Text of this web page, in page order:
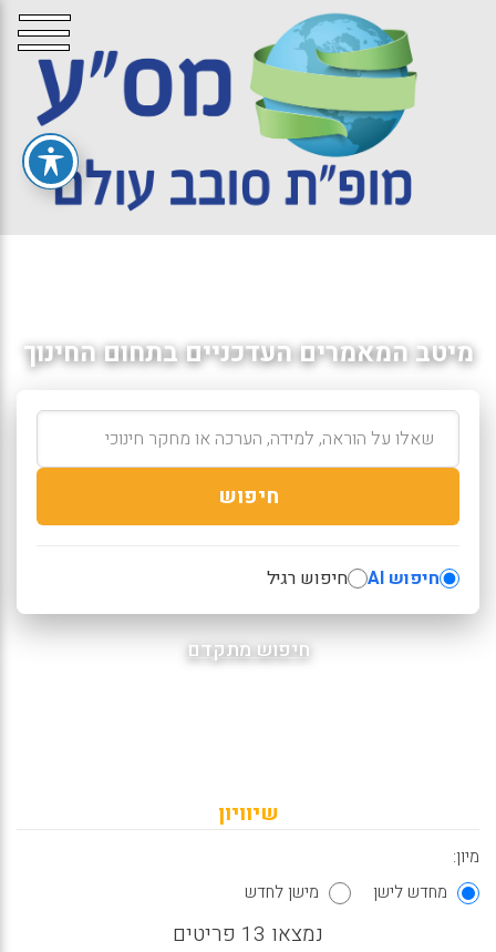
מיטב המאמרים העדכניים בתחום החינוך
חיפוש
חיפוש AI חיפוש רגיל
חיפוש מתקדם
שיוויון
מיון:
מחדש לישן
מישן לחדש
נמצאו 13 פריטים